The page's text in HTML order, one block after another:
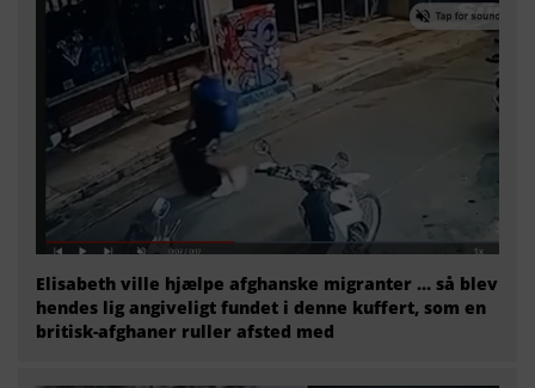
Elisabeth ville hjælpe afghanske migranter … så blev
hendes lig angiveligt fundet i denne kuffert, som en
britisk-afghaner ruller afsted med